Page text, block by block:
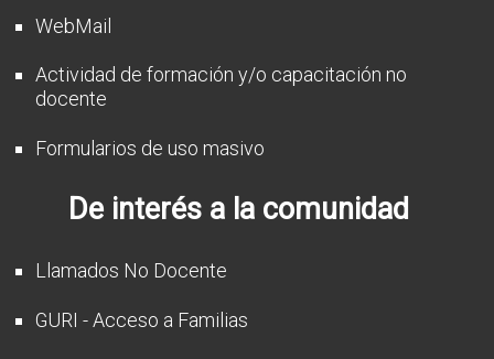
WebMail
Actividad de formación y/o capacitación no
docente
Formularios de uso masivo
De interés a la comunidad
Llamados No Docente
GURI - Acceso a Familias